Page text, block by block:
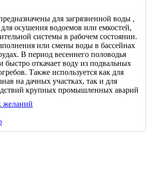
для загрязненной воды ,
осушения водоемов или емкостей,
системы в рабочем состоянии.
или смены воды в бассейнах
В период весеннего половодья
быстро откачает воду из подвальных
Также используется как для
на дачных участках, так и для
крупных промышленных аварий
желаний